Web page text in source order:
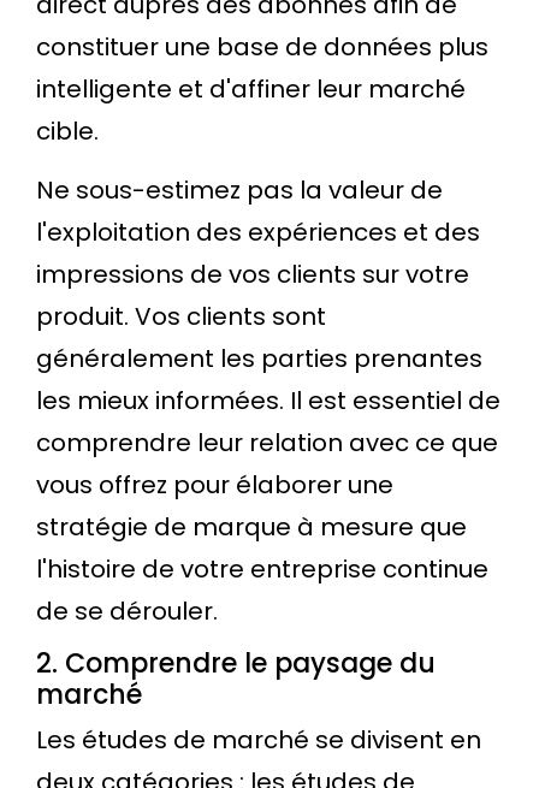
constituer une base de données plus
intelligente et d'affiner leur marché
cible.
Ne sous-estimez pas la valeur de
l'exploitation des expériences et des
impressions de vos clients sur votre
produit. Vos clients sont
généralement les parties prenantes
les mieux informées. Il est essentiel de
comprendre leur relation avec ce que
vous offrez pour élaborer une
stratégie de marque à mesure que
l'histoire de votre entreprise continue
de se dérouler.
2. Comprendre le paysage du
marché
Les études de marché se divisent en